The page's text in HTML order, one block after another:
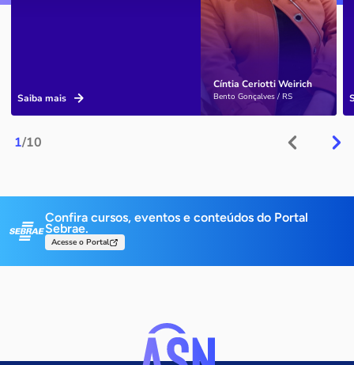
1/10
Cíntia Ceriotti Weirich
Bento Gonçalves / RS
Saiba mais
Confira cursos, eventos e conteúdos do Portal
Sebrae.
Acesse o Portal